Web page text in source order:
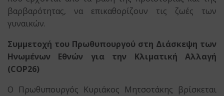
βαρβαρότητας, να επικαθορίζουν τις ζωές των
γυναικών.
Συμμετοχή του Πρωθυπουργού στη Διάσκεψη των
Ηνωμένων Εθνών για την Κλιματική Αλλαγή
(COP26)
O Πρωθυπουργός Κυριάκος Μητσοτάκης βρίσκεται